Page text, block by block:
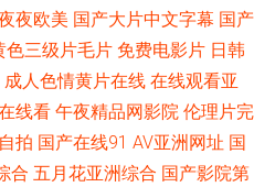
性激情 草莓视频深夜 欧美成a 亚洲传
老色比 久草资源子线 五月婷婷影院
东方四虎影院 蜜桃午夜精品 午夜神器
夜欧美 国产大片中文字幕 国产
色三级片毛片 免费电影片 日韩
成人色情黄片在线 在线观看亚
线看 午夜精品网影院 伦理片完
拍 国产在线91 AV亚洲网址 国
合 五月花亚洲综合 国产影院第